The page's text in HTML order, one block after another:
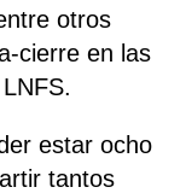
otros
cierre en las
estar ocho
tantos